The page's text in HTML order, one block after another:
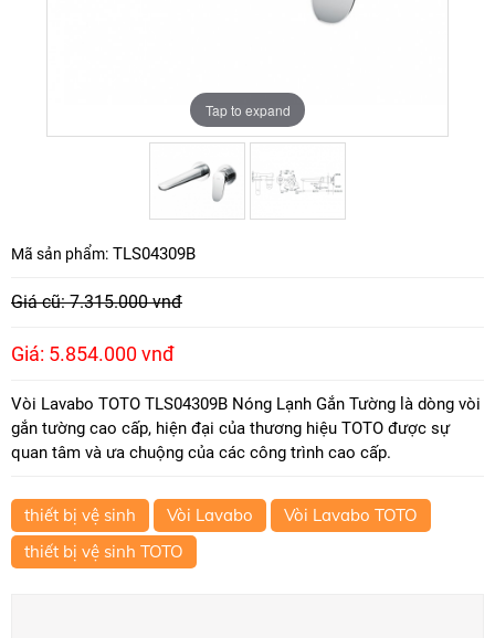
Tap to expand
Tap to expand
Mã sản phẩm: TLS04309B
Giá cũ: 7.315.000 vnđ
Giá: 5.854.000 vnđ
Vòi Lavabo TOTO TLS04309B Nóng Lạnh Gắn Tường là dòng vòi
gắn tường cao cấp, hiện đại của thương hiệu TOTO được sự
quan tâm và ưa chuộng của các công trình cao cấp.
thiết bị vệ sinh Vòi Lavabo
Vòi Lavabo TOTO
thiết bị vệ sinh TOTO